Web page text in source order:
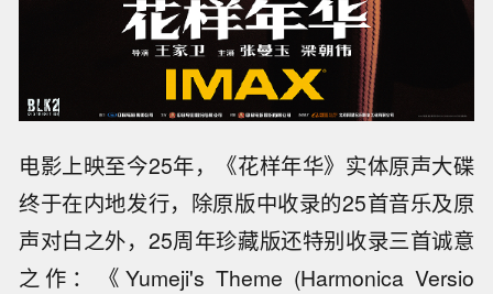
电影上映至今25年，《花样年华》实体原声大碟
终于在内地发行，除原版中收录的25首音乐及原
声对白之外，25周年珍藏版还特别收录三首诚意
之作：《Yumeji's Theme (Harmonica Versio